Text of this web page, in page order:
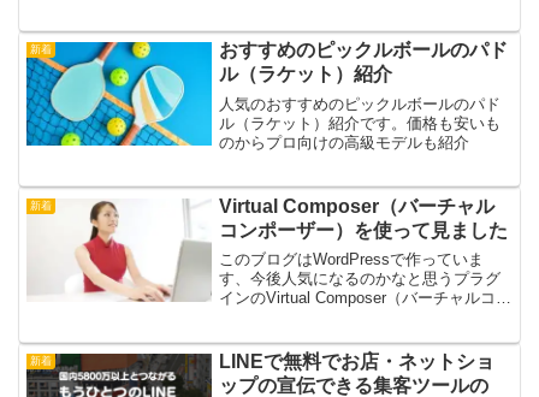
新着
おすすめのピックルボールのパド
ル（ラケット）紹介
人気のおすすめのピックルボールのパド
ル（ラケット）紹介です。価格も安いも
のからプロ向けの高級モデルも紹介
新着
Virtual Composer（バーチャル
コンポーザー）を使って見ました
このブログはWordPressで作っていま
す、今後人気になるのかなと思うプラグ
インのVirtual Composer（バーチャルコン
新着
LINEで無料でお店・ネットショ
ップの宣伝できる集客ツールの